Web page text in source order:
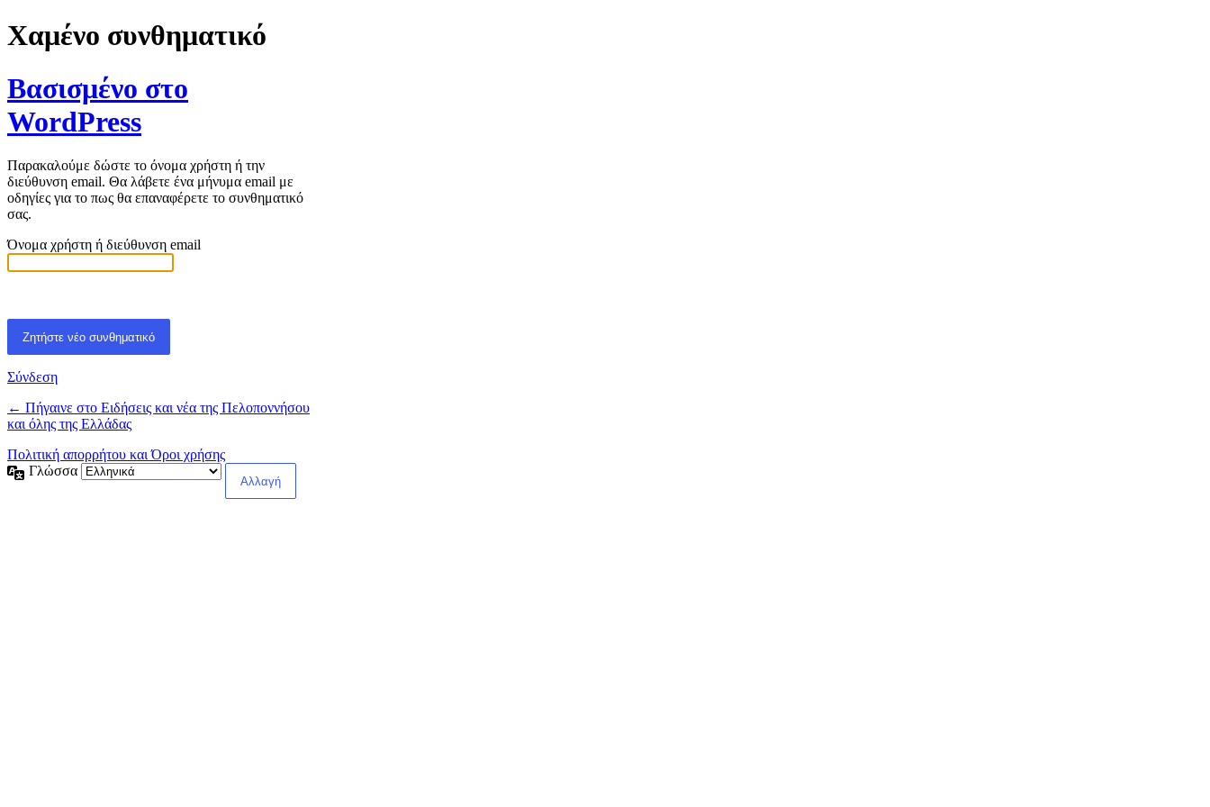
Χαμένο συνθηματικό
Βασισμένο στο
WordPress
Παρακαλούμε δώστε το όνομα χρήστη ή την
διεύθυνση email. Θα λάβετε ένα μήνυμα email με
οδηγίες για το πως θα επαναφέρετε το συνθηματικό
σας.
Όνομα χρήστη ή διεύθυνση email
Σύνδεση
← Πήγαινε στο Ειδήσεις και νέα της Πελοποννήσου
και όλης της Ελλάδας
Πολιτική απορρήτου και Όροι χρήσης
Γλώσσα